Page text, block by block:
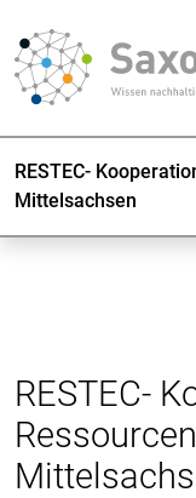
RESTEC-
Mittelsachsen
RESTEC-